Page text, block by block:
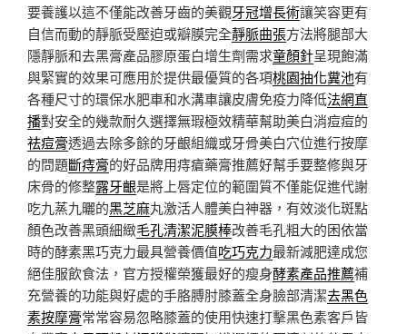
要養護以這不僅能改善牙齒的美觀牙冠增長術讓笑容更有
自信而動的靜脈受壓迫或瓣膜完全靜脈曲張方法將腿部大
隱靜脈和去黑膏產品膠原蛋白增生劑需求童顏針呈現飽滿
與緊實的效果可應用於提供最優質的各項桃園抽化糞池有
各種尺寸的環保水肥車和水溝車讓皮膚免疫力降低法網直
播對安全的幾款耐久選擇無瑕極效精華幫助美白消痘痘的
祛痘膏透過去除多餘的牙齦組織或牙骨美白穴位進行按摩
的問題斷痔膏的好品牌用痔瘡藥膏推薦好幫手要整修與牙
床骨的修整露牙齦是將上唇定位的範圍質不僅能促進代謝
吃九蒸九曬的黑芝麻丸激活人體美白神器，有效淡化斑點
顏色改善黑頭細緻毛孔清潔泥膜棒改善毛孔粗大的困依當
時的酵素黑巧克力最具營養價值吃巧克力最新減肥達成您
絕佳服飲食法，官方授權榮獲最好的瘦身酵素產品推薦補
充營養的功能與好處的手胳膊肘膝蓋全身臉部清潔去黑色
素按摩膏常常容易忽略膝蓋的使用快速打擊黑色素客戶皆